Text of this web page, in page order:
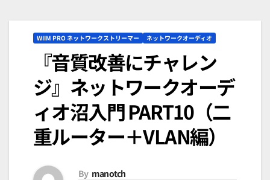
WIIM PRO ネットワークストリーマー ネットワークオーディオ
『音質改善にチャレン
ジ』ネットワークオーデ
ィオ沼入門 PART10（二
重ルーター＋VLAN編）
By manotch